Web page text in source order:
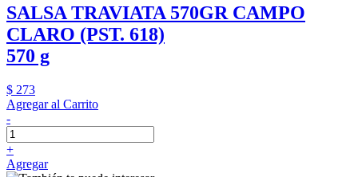
SALSA TRAVIATA 570GR CAMPO
CLARO (PST. 618)
570 g
$ 273
Agregar al Carrito
-
+
Agregar